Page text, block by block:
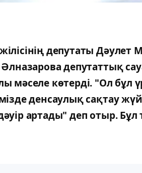
депутаты Дәулет
депутаттық
мәселе көтерді. "Ол бұл
денсаулық сақтау
артады" деп отыр. Бұл